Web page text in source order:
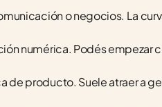
o negocios. La
numérica. Podés empezar
de producto. Suele atraer a